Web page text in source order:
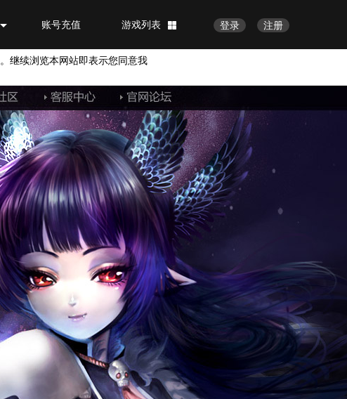
注册
登录
游戏列表
账号充值
继续浏览本网站即表示您同意我